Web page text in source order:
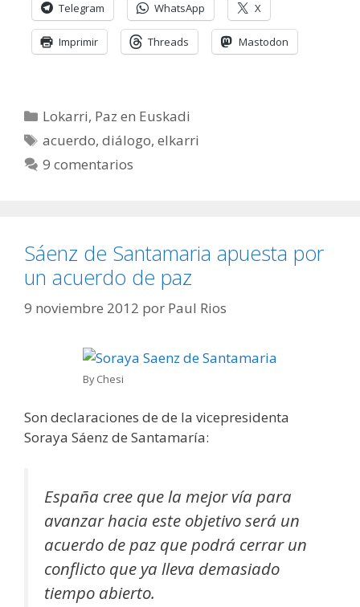
Telegram WhatsApp X
Imprimir Threads Mastodon
Categorías
Lokarri, Paz en Euskadi
Etiquetas
acuerdo,diálogo,elkarri
9 comentarios
Sáenz de Santamaria apuesta por
un acuerdo de paz
9 noviembre 2012 por Paul Rios
By Chesi
Son declaraciones de de la vicepresidenta
Soraya Sáenz de Santamaría:
España cree que la mejor vía para
avanzar hacia este objetivo será un
acuerdo de paz que podrá cerrar un
conflicto que ya lleva demasiado
tiempo abierto.